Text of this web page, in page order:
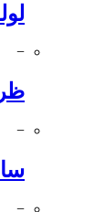
−
−
−